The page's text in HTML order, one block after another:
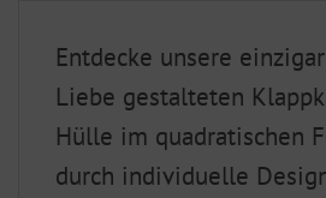
Entdecke unsere
Liebe gestalteten
Hülle im quadratischen
durch individuelle